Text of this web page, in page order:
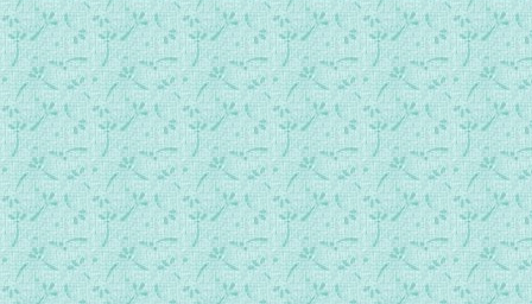
艾赛尼亚和平福音__第3册第3节-11.mp3
艾赛尼亚和平福音__第3册第3节-12.mp3
艾赛尼亚和平福音__第4册第1节-1.mp3
艾赛尼亚和平福音__第4册第1节-2.mp3
艾赛尼亚和平福音__第4册第1节-3.mp3
艾赛尼亚和平福音__第4册第1节-4.mp3
艾赛尼亚和平福音__第4册第2节-1.mp3